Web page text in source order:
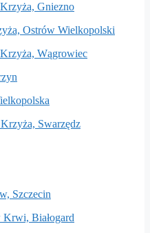
Gniezno
Ostrów Wielkopolski
Wągrowiec
Swarzędz
Szczecin
Białogard